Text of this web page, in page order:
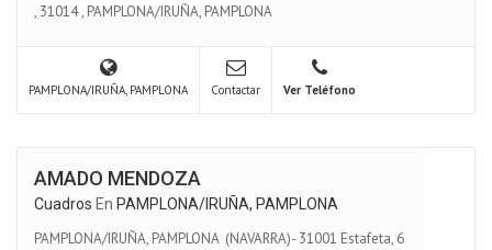
, 31014, PAMPLONA/IRUÑA, PAMPLONA
PAMPLONA/IRUÑA, PAMPLONA Contactar Ver Teléfono
AMADO MENDOZA
Cuadros En PAMPLONA/IRUÑA, PAMPLONA
PAMPLONA/IRUÑA, PAMPLONA (NAVARRA)- 31001 Estafeta, 6